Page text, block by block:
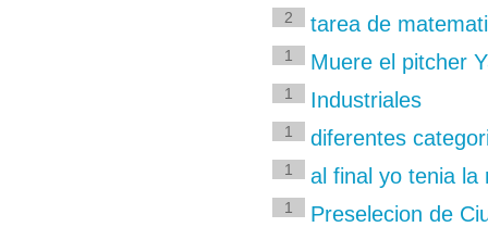
2 tarea de
1 Muere el pitcher
1 Industriales
1 diferentes
1 al final yo tenia la
1 Preselecion de